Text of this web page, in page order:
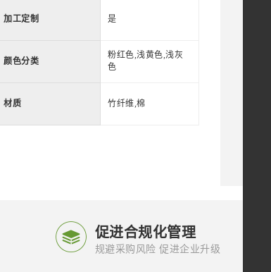
加工定制 是
颜色分类
粉红色,浅黄色,浅灰
色
材质 竹纤维,棉
 促进合规化管理
规避采购风险 促进企业升级